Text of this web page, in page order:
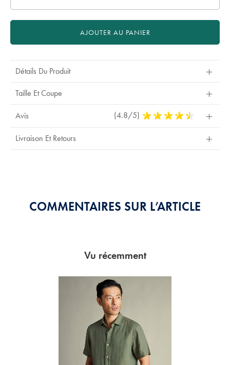
AJOUTER AU PANIER
Détails Du Produit
Taille Et Coupe
Avis (4.8/5) 4,8
Livraison Et Retours
COMMENTAIRES SUR L’ARTICLE
Vu récemment